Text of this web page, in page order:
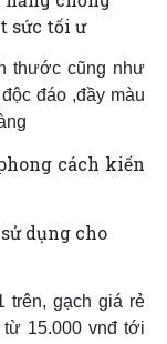
sức tối ư
thước cũng như
đáo ,đầy màu
cách kiến
dụng cho
trên, gạch giá rẻ
15.000 vnđ tới